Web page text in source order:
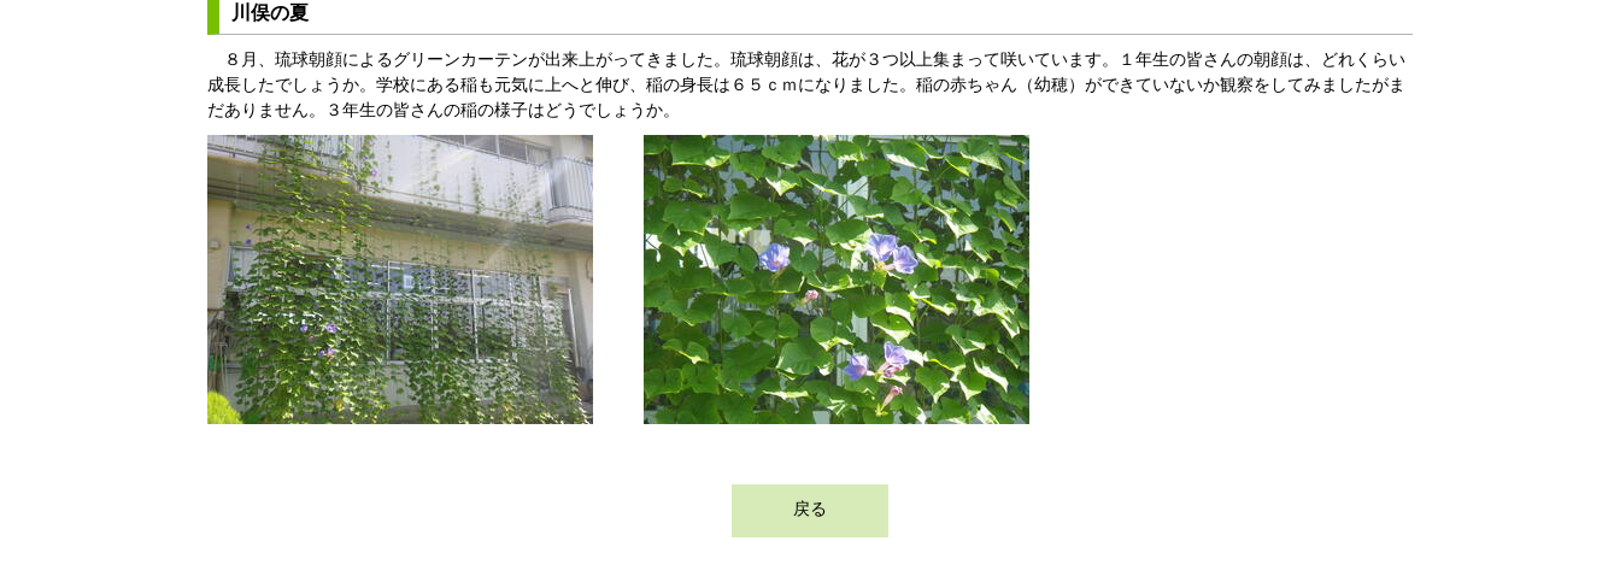
川俣の夏
８月、琉球朝顔によるグリーンカーテンが出来上がってきました。琉球朝顔は、花が３つ以上集まって咲いています。１年生の皆さんの朝顔は、どれくらい
成長したでしょうか。学校にある稲も元気に上へと伸び、稲の身長は６５ｃｍになりました。稲の赤ちゃん（幼穂）ができていないか観察をしてみましたがま
だありません。３年生の皆さんの稲の様子はどうでしょうか。
戻る